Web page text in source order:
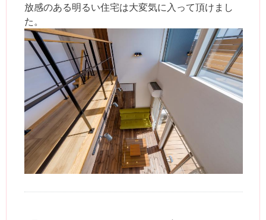
放感のある明るい住宅は大変気に入って頂けまし
た。